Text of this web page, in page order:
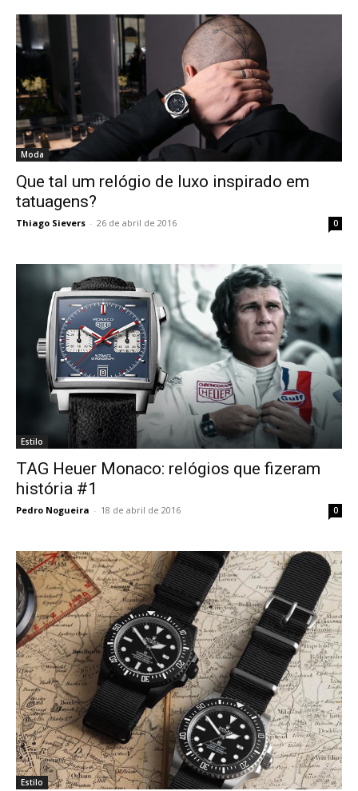
Moda
Que tal um relógio de luxo inspirado em
tatuagens?
Thiago Sievers - 26 de abril de 2016 0
Estilo
TAG Heuer Monaco: relógios que fizeram
história #1
Pedro Nogueira - 18 de abril de 2016 0
Estilo